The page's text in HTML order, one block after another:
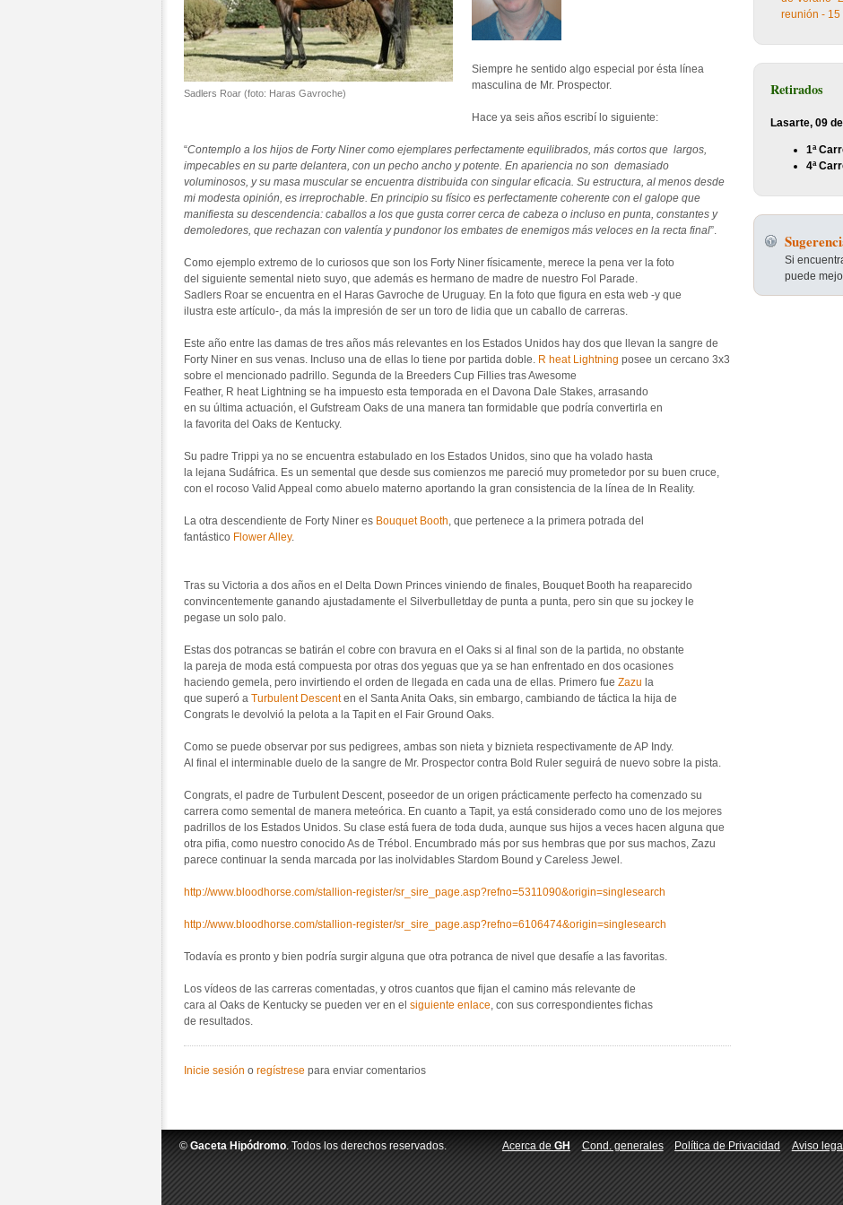
Sadlers Roar (foto: Haras Gavroche)
Siempre he sentido algo especial por ésta línea
masculina de Mr. Prospector.
Hace ya seis años escribí lo siguiente:
“Contemplo a los hijos de Forty Niner como ejemplares perfectamente equilibrados, más cortos que largos,
impecables en su parte delantera, con un pecho ancho y potente. En apariencia no son demasiado
voluminosos, y su masa muscular se encuentra distribuida con singular eficacia. Su estructura, al menos desde
mi modesta opinión, es irreprochable. En principio su físico es perfectamente coherente con el galope que
manifiesta su descendencia: caballos a los que gusta correr cerca de cabeza o incluso en punta, constantes y
demoledores, que rechazan con valentía y pundonor los embates de enemigos más veloces en la recta final”.
Como ejemplo extremo de lo curiosos que son los Forty Niner físicamente, merece la pena ver la foto
del siguiente semental nieto suyo, que además es hermano de madre de nuestro Fol Parade.
Sadlers Roar se encuentra en el Haras Gavroche de Uruguay. En la foto que figura en esta web -y que
ilustra este artículo-, da más la impresión de ser un toro de lidia que un caballo de carreras.
Este año entre las damas de tres años más relevantes en los Estados Unidos hay dos que llevan la sangre de
Forty Niner en sus venas. Incluso una de ellas lo tiene por partida doble. R heat Lightning posee un cercano 3x3
sobre el mencionado padrillo. Segunda de la Breeders Cup Fillies tras Awesome
Feather, R heat Lightning se ha impuesto esta temporada en el Davona Dale Stakes, arrasando
en su última actuación, el Gufstream Oaks de una manera tan formidable que podría convertirla en
la favorita del Oaks de Kentucky.
Su padre Trippi ya no se encuentra estabulado en los Estados Unidos, sino que ha volado hasta
la lejana Sudáfrica. Es un semental que desde sus comienzos me pareció muy prometedor por su buen cruce,
con el rocoso Valid Appeal como abuelo materno aportando la gran consistencia de la línea de In Reality.
La otra descendiente de Forty Niner es Bouquet Booth, que pertenece a la primera potrada del
fantástico Flower Alley.
Tras su Victoria a dos años en el Delta Down Princes viniendo de finales, Bouquet Booth ha reaparecido
convincentemente ganando ajustadamente el Silverbulletday de punta a punta, pero sin que su jockey le
pegase un solo palo.
Estas dos potrancas se batirán el cobre con bravura en el Oaks si al final son de la partida, no obstante
la pareja de moda está compuesta por otras dos yeguas que ya se han enfrentado en dos ocasiones
haciendo gemela, pero invirtiendo el orden de llegada en cada una de ellas. Primero fue Zazu la
que superó a Turbulent Descenten el Santa Anita Oaks, sin embargo, cambiando de táctica la hija de
Congrats le devolvió la pelota a la Tapit en el Fair Ground Oaks.
Como se puede observar por sus pedigrees, ambas son nieta y biznieta respectivamente de AP Indy.
Al final el interminable duelo de la sangre de Mr. Prospector contra Bold Ruler seguirá de nuevo sobre la pista.
Congrats, el padre de Turbulent Descent, poseedor de un origen prácticamente perfecto ha comenzado su
carrera como semental de manera meteórica. En cuanto a Tapit, ya está considerado como uno de los mejores
padrillos de los Estados Unidos. Su clase está fuera de toda duda, aunque sus hijos a veces hacen alguna que
otra pifia, como nuestro conocido As de Trébol. Encumbrado más por sus hembras que por sus machos, Zazu
parece continuar la senda marcada por las inolvidables Stardom Bound y Careless Jewel.
http://www.bloodhorse.com/stallion-register/sr_sire_page.asp?refno=5311090&origin=singlesearch
http://www.bloodhorse.com/stallion-register/sr_sire_page.asp?refno=6106474&origin=singlesearch
Todavía es pronto y bien podría surgir alguna que otra potranca de nivel que desafíe a las favoritas.
Los vídeos de las carreras comentadas, y otros cuantos que fijan el camino más relevante de
cara al Oaks de Kentucky se pueden ver en el siguiente enlace, con sus correspondientes fichas
de resultados.
Inicie sesión o regístrese para enviar comentarios
reunión - 15
Retirados
Lasarte, 09
1ª
4ª
Si
puede
© Gaceta Hipódromo. Todos los derechos reservados. Acerca de GH Cond. generales Política de Privacidad Aviso legal